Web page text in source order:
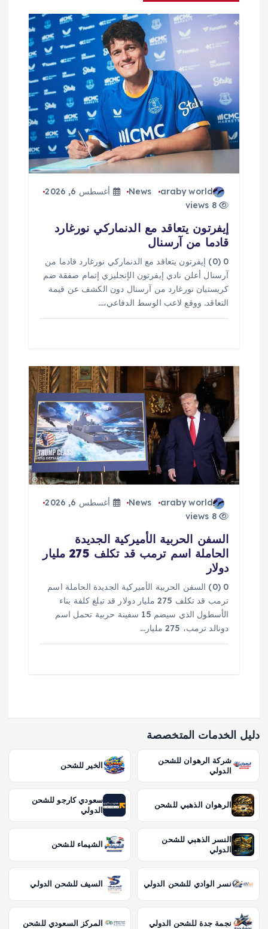
م
ق
ت
araby world
News
أغسطس 6, 2026
8 views
إيفرتون يتعاقد مع الدنماركي نورغارد
قادما من آرسنال
0 (0) إيفرتون يتعاقد مع الدنماركي نورغارد قادما من
آرسنال أعلن نادي إيفرتون الإنجليزي إتمام صفقة ضم
كريستيان نورغارد من آرسنال دون الكشف عن قيمة
التعاقد. ووقع لاعب الوسط الدفاعي،…
araby world
News
أغسطس 6, 2026
8 views
السفن الحربية الأميركية الجديدة
الحاملة اسم ترمب قد تكلف 275 مليار
دولار
0 (0) السفن الحربية الأميركية الجديدة الحاملة اسم
ترمب قد تكلف 275 مليار دولار قد تبلغ كلفة بناء
الأسطول الذي سيضم 15 سفينة حربية تحمل اسم
دونالد ترمب، 275 مليار…
دليل الخدمات المتخصصة
شركة الرهوان للشحن
الدولي
الخير للشحن
الرهوان الذهبي للشحن
سعودي كارجو للشحن
الدولي
النسر الذهبي للشحن
الدولي
الشيماء للشحن
نسر الوادي للشحن الدولي السيف للشحن الدولي
نجمة جدة للشحن الدولي المركز السعودي للشحن